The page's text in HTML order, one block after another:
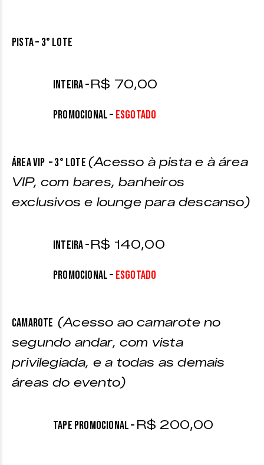
PISTA – 3° LOTE
INTEIRA–R$ 70,00
PROMOCIONAL– ESGOTADO
ÁREA VIP – 3° LOTE (Acesso à pista e à área
VIP, com bares, banheiros
exclusivos e lounge para descanso)
INTEIRA –R$ 140,00
PROMOCIONAL – ESGOTADO
CAMAROTE (Acesso ao camarote no
segundo andar, com vista
privilegiada, e a todas as demais
áreas do evento)
TAPE PROMOCIONAL – R$ 200,00